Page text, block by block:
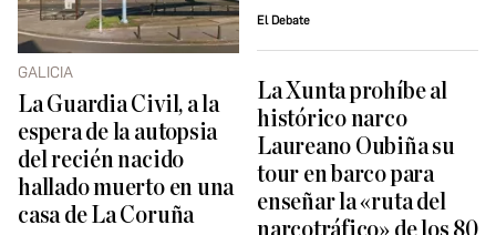
GALICIA
La Guardia Civil, a la
espera de la autopsia
del recién nacido
hallado muerto en una
casa de La Coruña
El Debate
La Xunta prohíbe al
histórico narco
Laureano Oubiña su
tour en barco para
enseñar la «ruta del
narcotráfico» de los 80